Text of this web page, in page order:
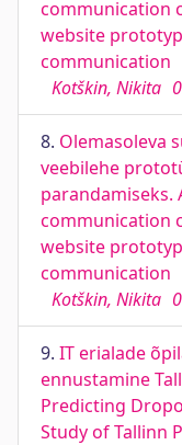
communication
website
communication
Kotškin, Nikita
8. Olemasoleva
veebilehe
parandamiseks.
communication
website
communication
Kotškin, Nikita
9. IT erialade
ennustamine
Predicting
Study of Tallinn